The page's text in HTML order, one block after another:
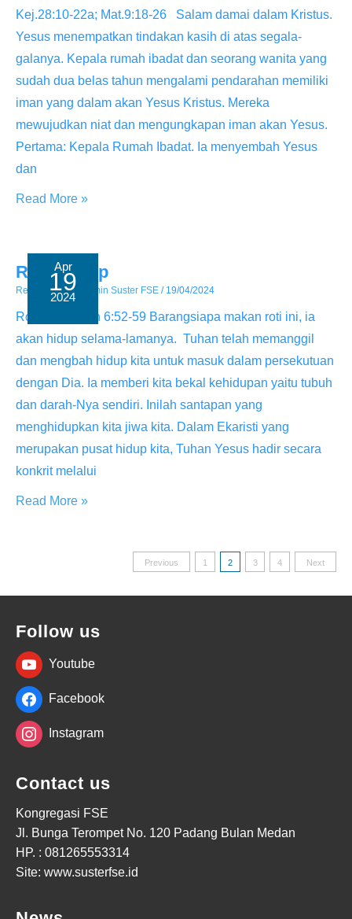
Kej.28:10-22a; Mat.9:18-26 Salam damai dalam Kristus.
Yesus menempatkan tindakan kasih di atas segala-
galanya. Kepala rumah ibadat dan seorang wanita yang
sudah dua belas tahun mengalami pendarahan memiliki
iman yang dalam akan Yesus Kristus. Mereka
mewujudkan niat dan mengungkapan iman akan Yesus.
Pertama: Kepala Rumah Ibadat. Ia menyembah Yesus
dan
Mewujudkan
Iman
Menyelamatkan
Read More »
Apr
19
2024
Roti Hidup
Renungan/ By Admin Suster FSE / 19/04/2024
Roti Hidup Yoh 6:52-59 Barangsiapa makan roti ini, ia
akan hidup selama-lamanya. Tuhan telah memanggil
dan mengbah hidup kita untuk masuk dalam persekutuan
dengan Dia. Ia memberi kita bekal kehidupan yaitu tubuh
dan darah-Nya sendiri. Inilah santapan yang
menghidupkan kita jiwa kita. Dalam Ekaristi yang
merupakan pusat hidup kita, Tuhan Yesus hadir secara
konkrit melalui
Roti
Read More »
Posts
pagination
Previous 1 2 3 4 Next
Follow us
Youtube
Facebook
Instagram
Contact us
Kongregasi FSE
Jl. Bunga Terompet No. 120 Padang Bulan Medan
HP. : 081265553314
Site: www.susterfse.id